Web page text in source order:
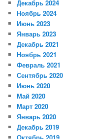
Декабрь 2024
Ноябрь 2024
Июнь 2023
Январь 2023
Декабрь 2021
Ноябрь 2021
Февраль 2021
Сентябрь 2020
Июнь 2020
Май 2020
Март 2020
Январь 2020
Декабрь 2019